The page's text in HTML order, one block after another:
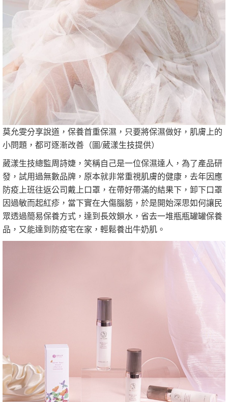
莫允雯分享說道，保養首重保濕，只要將保濕做好，肌膚上的
小問題，都可逐漸改善（圖/葳漾生技提供）
葳漾生技總監周詩婕，笑稱自己是一位保濕達人，為了產品研
發，試用過無數品牌，原本就非常重視肌膚的健康，去年因應
防疫上班往返公司戴上口罩，在帶好帶滿的結果下，卸下口罩
因過敏而起紅疹，當下實在大傷腦筋，於是開始深思如何讓民
眾透過簡易保養方式，達到長效鎖水，省去一堆瓶瓶罐罐保養
品，又能達到防疫宅在家，輕鬆養出牛奶肌。